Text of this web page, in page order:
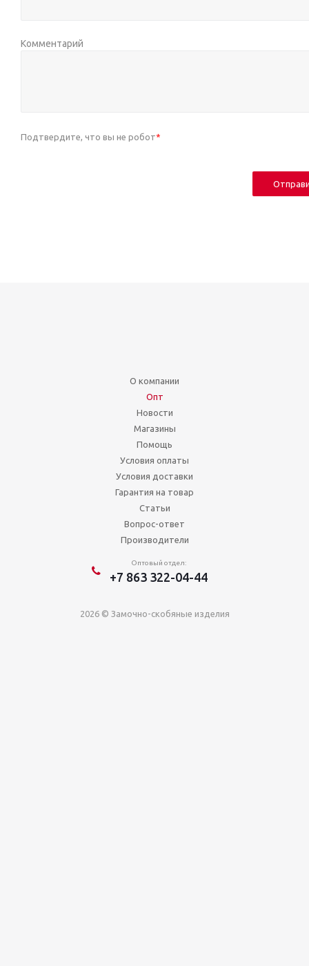
Комментарий
Подтвердите, что вы не робот*
О компании
Опт
Новости
Магазины
Помощь
Условия оплаты
Условия доставки
Гарантия на товар
Статьи
Вопрос-ответ
Производители
Оптовый отдел:
+7 863 322-04-44
2026 © Замочно-скобяные изделия